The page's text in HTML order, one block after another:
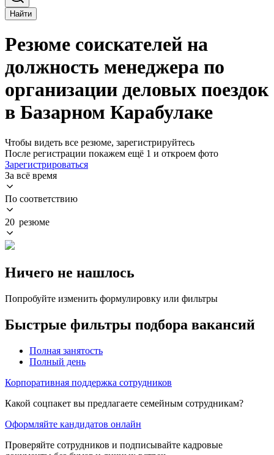
Найти
Резюме соискателей на
должность менеджера по
организации деловых поездок
в Базарном Карабулаке
Чтобы видеть все резюме, зарегистрируйтесь
После регистрации покажем ещё 1 и откроем фото
Зарегистрироваться
За всё время
По соответствию
20 резюме
Ничего не нашлось
Попробуйте изменить формулировку или фильтры
Быстрые фильтры подбора вакансий
Полная занятость
Полный день
Корпоративная поддержка сотрудников
Какой соцпакет вы предлагаете семейным сотрудникам?
Оформляйте кандидатов онлайн
Проверяйте сотрудников и подписывайте кадровые